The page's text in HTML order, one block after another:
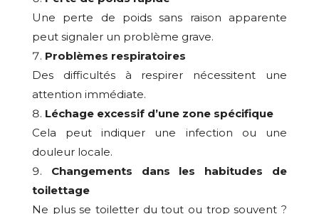
Une perte de poids sans raison apparente
peut signaler un problème grave.
Problèmes respiratoires
Des difficultés à respirer nécessitent une
attention immédiate.
Léchage excessif d’une zone spécifique
Cela peut indiquer une infection ou une
douleur locale.
Changements dans les habitudes de
toilettage
Ne plus se toiletter du tout ou trop souvent ?